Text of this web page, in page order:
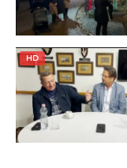
HD